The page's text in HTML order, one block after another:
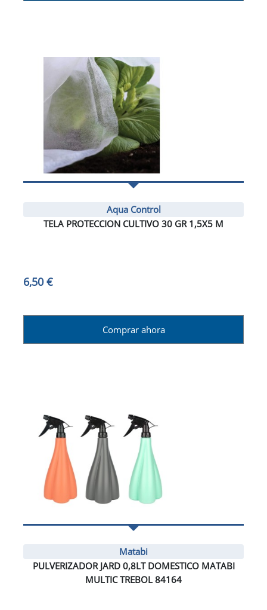
Aqua Control
TELA PROTECCION CULTIVO 30 GR 1,5X5 M
6,50 €
Comprar ahora
Matabi
PULVERIZADOR JARD 0,8LT DOMESTICO MATABI
MULTIC TREBOL 84164